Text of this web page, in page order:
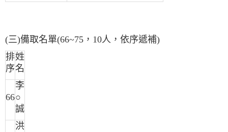
(三)備取名單(66~75，10人，依序遞補)
排
序
姓
名
66
李
○
誠
洪